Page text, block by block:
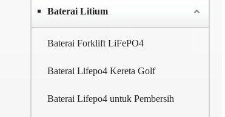
Baterai Litium
Baterai Forklift LiFePO4
Baterai Lifepo4 Kereta Golf
Baterai Lifepo4 untuk Pembersih